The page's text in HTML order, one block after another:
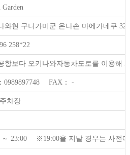
Garden
와현 구니가미군 온나손 마에가네쿠 32-
258*22
항보다 오키나와자동차도로를 이용해
0989897748 FAX： -
차장
～ 23:00 ※19:00을 지날 경우는 사전